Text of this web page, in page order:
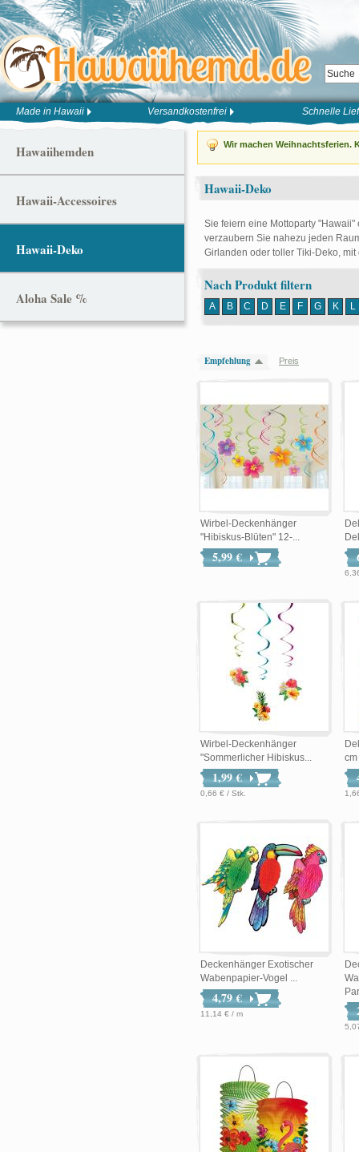
Made in Hawaii Versandkostenfrei Schnelle
Wir machen Weihnachtsferien.
Hawaii-Deko
Sie feiern eine Mottoparty
verzaubern Sie nahezu jeden
Girlanden oder toller Tiki-Deko,
Nach Produkt filtern
A B C D E F G K L
Empfehlung Preis
Wirbel-Deckenhänger
"Hibiskus-Blüten" 12-...
5,99 €
Wirbel-Deckenhänger
"Sommerlicher Hibiskus...
1,99 €
0,66 € / Stk.
Deckenhänger Exotischer
Wabenpapier-Vogel ...
4,79 €
11,14 € / m
Hawaiihemden
Hawaii-Accessoires
Hawaii-Deko
Aloha Sale %